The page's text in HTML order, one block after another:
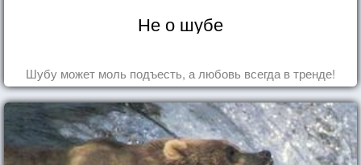
Не о шубе
Шубу может моль подъесть, а любовь всегда в тренде!